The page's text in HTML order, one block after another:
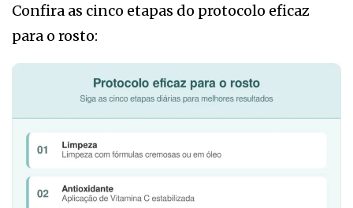
Confira as cinco etapas do protocolo eficaz
para o rosto: